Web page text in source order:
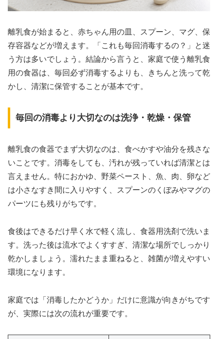
離乳食が始まると、赤ちゃん用の皿、スプーン、マグ、保
存容器などが増えます。「これも毎回消毒するの？」と迷
う方は多いでしょう。結論から言うと、家庭で使う離乳食
用の食器は、毎回必ず消毒するよりも、きちんと洗って乾
かし、清潔に保管することが基本です。
毎回の消毒より大切なのは洗浄・乾燥・保管
離乳食の食器でまず大切なのは、食べかすや油分を残さな
いことです。消毒をしても、汚れが残っていれば清潔とは
言えません。特におかゆ、野菜ペースト、魚、肉、卵など
は小さなすき間に入りやすく、スプーンのくぼみやマグの
パーツにも残りがちです。
食後はできるだけ早く水で軽く流し、食器用洗剤で洗いま
す。洗った後は流水でよくすすぎ、清潔な場所でしっかり
乾かしましょう。濡れたまま重ねると、雑菌が増えやすい
環境になります。
家庭では「消毒したかどうか」だけに意識が向きがちです
が、実際には次の流れが重要です。